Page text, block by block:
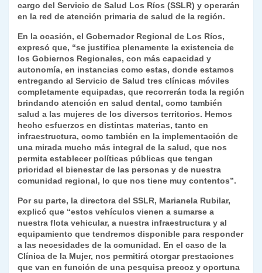
cargo del Servicio de Salud Los Ríos (SSLR) y operarán
en la red de atención primaria de salud de la región.
En la ocasión, el Gobernador Regional de Los Ríos,
expresó que, “se justifica plenamente la existencia de
los Gobiernos Regionales, con más capacidad y
autonomía, en instancias como estas, donde estamos
entregando al Servicio de Salud tres clínicas móviles
completamente equipadas, que recorrerán toda la región
brindando atención en salud dental, como también
salud a las mujeres de los diversos territorios. Hemos
hecho esfuerzos en distintas materias, tanto en
infraestructura, como también en la implementación de
una mirada mucho más integral de la salud, que nos
permita establecer políticas públicas que tengan
prioridad el bienestar de las personas y de nuestra
comunidad regional, lo que nos tiene muy contentos”.
Por su parte, la directora del SSLR, Marianela Rubilar,
explicó que “estos vehículos vienen a sumarse a
nuestra flota vehicular, a nuestra infraestructura y al
equipamiento que tendremos disponible para responder
a las necesidades de la comunidad. En el caso de la
Clínica de la Mujer, nos permitirá otorgar prestaciones
que van en función de una pesquisa precoz y oportuna